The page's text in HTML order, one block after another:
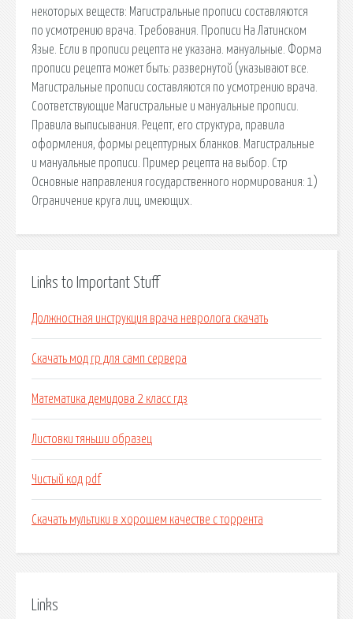
некоторых веществ: Магистральные прописи составляются
по усмотрению врача. Требования. Прописи На Латинском
Язые. Если в прописи рецепта не указана. мануальные. Форма
прописи рецепта может быть: развернутой (указывают все.
Магистральные прописи составляются по усмотрению врача.
Соответствующие Магистральные и мануальные прописи.
Правила выписывания. Рецепт, его структура, правила
оформления, формы рецептурных бланков. Магистральные
и мануальные прописи. Пример рецепта на выбор. Стр
Основные направления государственного нормирования: 1)
Ограничение круга лиц, имеющих.
Links to Important Stuff
Должностная инструкция врача невролога скачать
Скачать мод rp для самп сервера
Математика демидова 2 класс гдз
Листовки тяньши образец
Чистый код pdf
Скачать мультики в хорошем качестве с торрента
Links